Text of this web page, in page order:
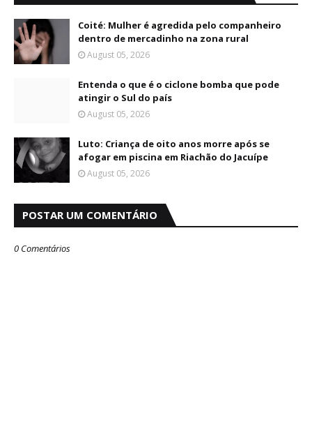
Coité: Mulher é agredida pelo companheiro
dentro de mercadinho na zona rural
August 05, 2026
Entenda o que é o ciclone bomba que pode
atingir o Sul do país
August 05, 2026
Luto: Criança de oito anos morre após se
afogar em piscina em Riachão do Jacuípe
August 05, 2026
POSTAR UM COMENTÁRIO
0 Comentários